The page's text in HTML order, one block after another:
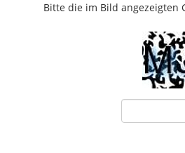
Bitte die im Bild angezeigten